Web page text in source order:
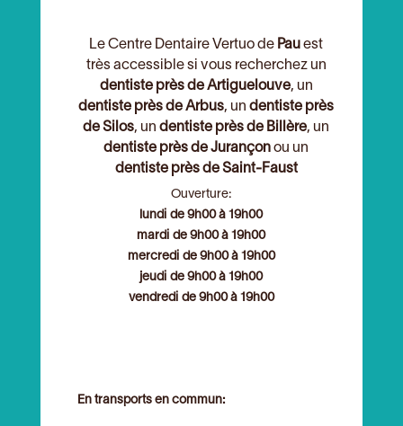
Le Centre Dentaire Vertuo de Pau est
très accessible si vous recherchez un
dentiste près de Artiguelouve, un
dentiste près de Arbus, undentiste près
de Silos, undentiste près de Billère, un
dentiste près de Jurançon ou un
dentiste près de Saint-Faust
Ouverture:
lundi de 9h00 à 19h00
mardi de 9h00 à 19h00
mercredi de 9h00 à 19h00
jeudi de 9h00 à 19h00
vendredi de 9h00 à 19h00
En transports en commun: